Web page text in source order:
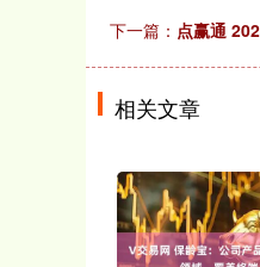
下一篇： 点赢通
相关文章